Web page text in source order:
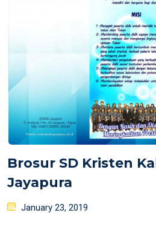
Brosur SD Kristen
Jayapura
Posted
January 23, 2019